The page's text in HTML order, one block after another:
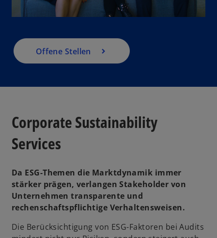
l
a
y
V
i
Offene Stellen
n
e
is
e
a
g
e
ö
ff
n
e
Corporate Sustainability
Services
Da ESG-Themen die Marktdynamik immer
stärker prägen, verlangen Stakeholder von
Unternehmen transparente und
rechenschaftspflichtige Verhaltensweisen.
Die Berücksichtigung von ESG-Faktoren bei Audits